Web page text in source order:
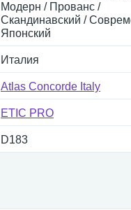
Модерн / Прованс /
Скандинавский /
Японский
Италия
Atlas Concorde Italy
ETIC PRO
D183